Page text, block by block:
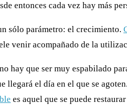
entonces cada vez hay más
sólo parámetro: el crecimiento.
venir acompañado de la
hay que ser muy espabilado
el día en el que se
es aquel que se puede